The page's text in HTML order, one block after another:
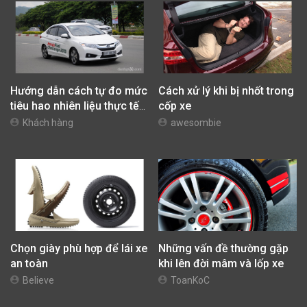
Hướng dẫn cách tự đo mức
tiêu hao nhiên liệu thực tế
của xe và cách lái xe tiết
Khách hàng
Cách xử lý khi bị nhốt trong
cốp xe
awesombie
Chọn giày phù hợp để lái xe
an toàn
Believe
Những vấn đề thường gặp
khi lên đời mâm và lốp xe
ToanKoC